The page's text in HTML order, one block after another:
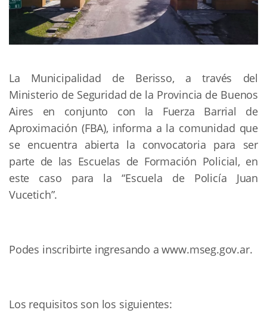
La Municipalidad de Berisso, a través del
Ministerio de Seguridad de la Provincia de Buenos
Aires en conjunto con la Fuerza Barrial de
Aproximación (FBA), informa a la comunidad que
se encuentra abierta la convocatoria para ser
parte de las Escuelas de Formación Policial, en
este caso para la “Escuela de Policía Juan
Vucetich”.
Podes inscribirte ingresando a www.mseg.gov.ar.
Los requisitos son los siguientes: